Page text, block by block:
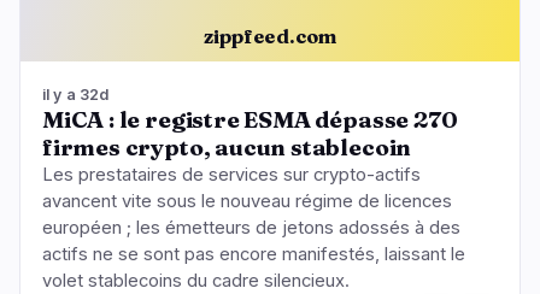
zippfeed.com
il y a 32d
MiCA : le registre ESMA dépasse 270
firmes crypto, aucun stablecoin
Les prestataires de services sur crypto-actifs
avancent vite sous le nouveau régime de licences
européen ; les émetteurs de jetons adossés à des
actifs ne se sont pas encore manifestés, laissant le
volet stablecoins du cadre silencieux.